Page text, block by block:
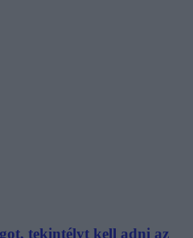
tekintélyt kell adni az